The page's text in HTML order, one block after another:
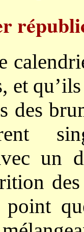
et
des
un
point